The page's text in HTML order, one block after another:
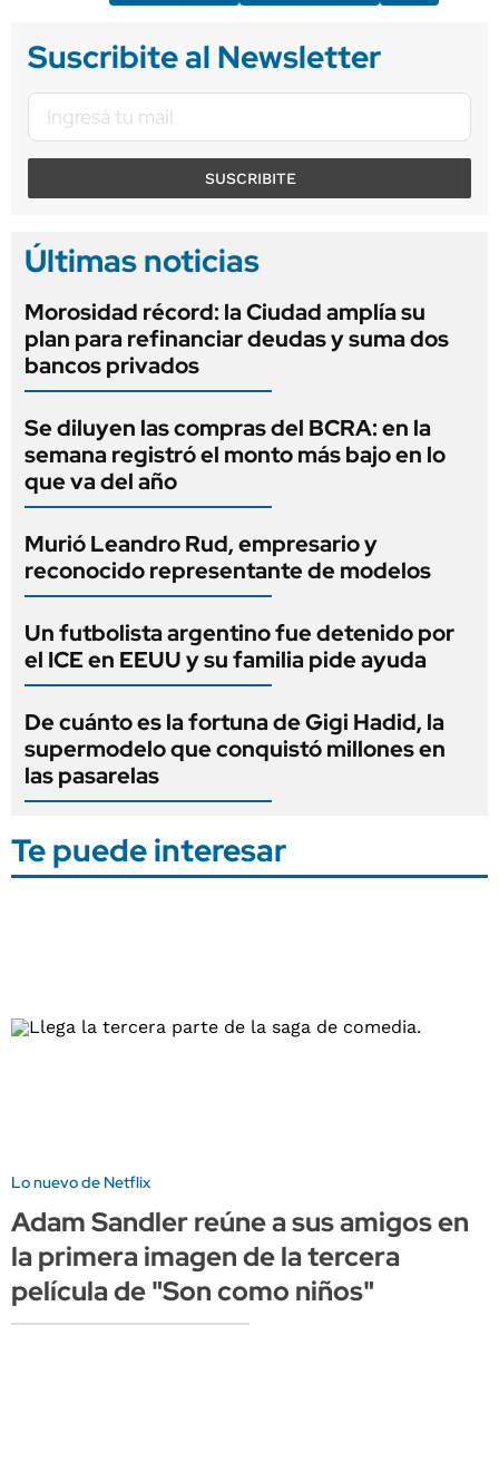
Suscribite al Newsletter
SUSCRIBITE
Últimas noticias
Morosidad récord: la Ciudad amplía su
plan para refinanciar deudas y suma dos
bancos privados
Se diluyen las compras del BCRA: en la
semana registró el monto más bajo en lo
que va del año
Murió Leandro Rud, empresario y
reconocido representante de modelos
Un futbolista argentino fue detenido por
el ICE en EEUU y su familia pide ayuda
De cuánto es la fortuna de Gigi Hadid, la
supermodelo que conquistó millones en
las pasarelas
Te puede interesar
Lo nuevo de Netflix
Adam Sandler reúne a sus amigos en
la primera imagen de la tercera
película de "Son como niños"